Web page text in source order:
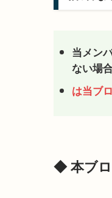
当メン
ない場
は当ブ
◆ 本ブ